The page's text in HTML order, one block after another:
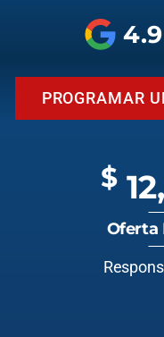
4.9
PROGRAMAR
$
Oferta